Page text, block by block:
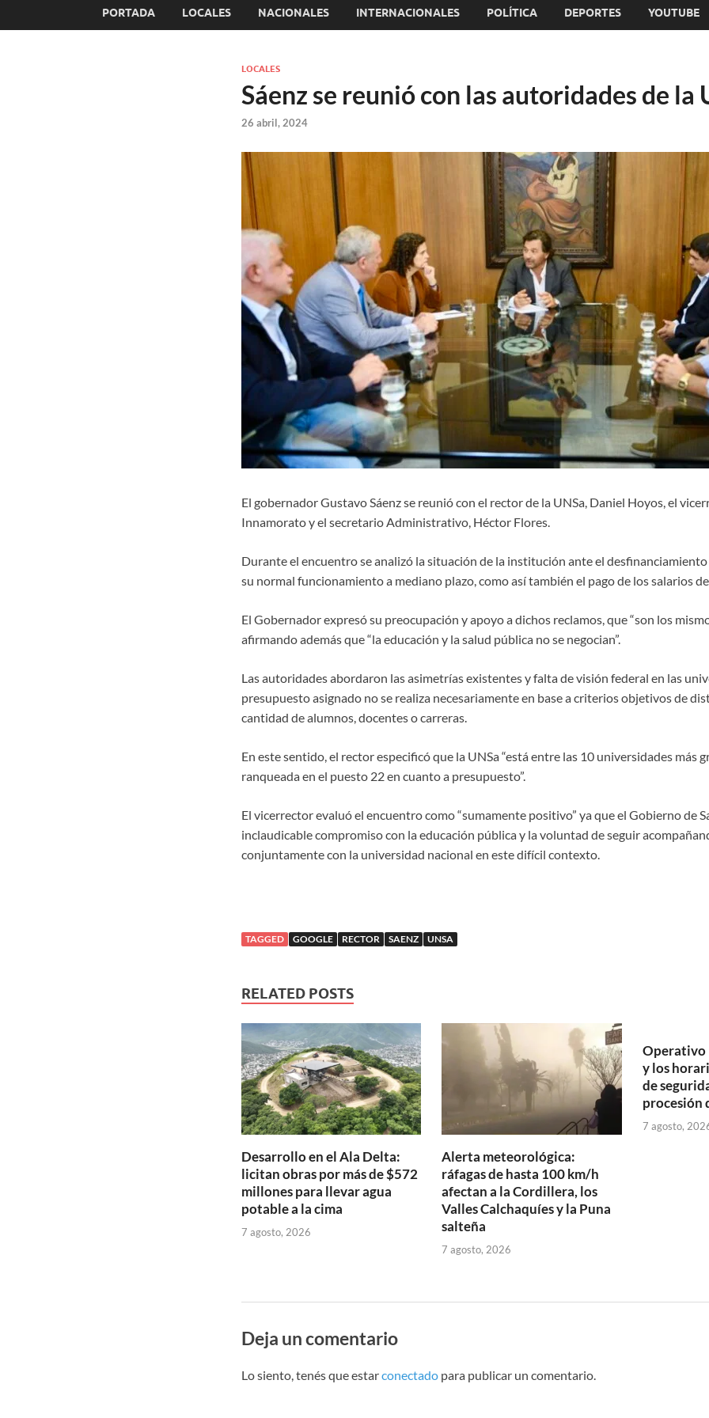
PORTADA LOCALES NACIONALES INTERNACIONALES POLÍTICA DEPORTES YOUTUBE
LOCALES
Sáenz se reunió con las autoridades de la
26 abril, 2024
El gobernador Gustavo Sáenz se reunió con el rector de la UNSa, Daniel Hoyos, el
Innamorato y el secretario Administrativo, Héctor Flores.
Durante el encuentro se analizó la situación de la institución ante el
su normal funcionamiento a mediano plazo, como así también el pago de los salarios
El Gobernador expresó su preocupación y apoyo a dichos reclamos, que “son los
afirmando además que “la educación y la salud pública no se negocian”.
Las autoridades abordaron las asimetrías existentes y falta de visión federal en las
presupuesto asignado no se realiza necesariamente en base a criterios objetivos de
cantidad de alumnos, docentes o carreras.
En este sentido, el rector especificó que la UNSa “está entre las 10 universidades más
ranqueada en el puesto 22 en cuanto a presupuesto”.
El vicerrector evaluó el encuentro como “sumamente positivo” ya que el Gobierno de
inclaudicable compromiso con la educación pública y la voluntad de seguir
conjuntamente con la universidad nacional en este difícil contexto.
TAGGED GOOGLE RECTOR SAENZ UNSA
RELATED POSTS
Desarrollo en el Ala Delta:
licitan obras por más de $572
millones para llevar agua
potable a la cima
7 agosto, 2026
Alerta meteorológica:
ráfagas de hasta 100 km/h
afectan a la Cordillera, los
Valles Calchaquíes y la Puna
salteña
7 agosto, 2026
Operativo
y los
de
procesión
7 agosto,
Deja un comentario
Lo siento, tenés que estarconectadopara publicar un comentario.